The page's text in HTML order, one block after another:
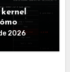
2026